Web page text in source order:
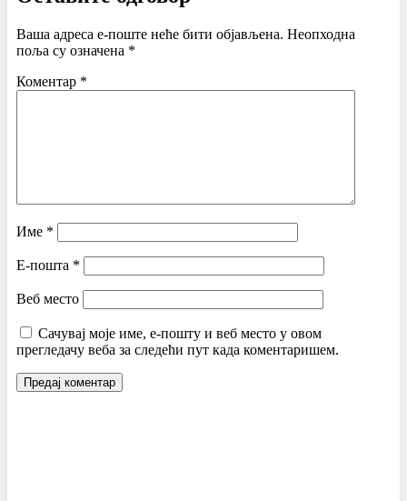
Ваша адреса е-поште неће бити објављена. Неопходна
поља су означена *
Коментар *
Име *
Е-пошта *
Веб место
Сачувај моје име, е-пошту и веб место у овом
прегледачу веба за следећи пут када коментаришем.